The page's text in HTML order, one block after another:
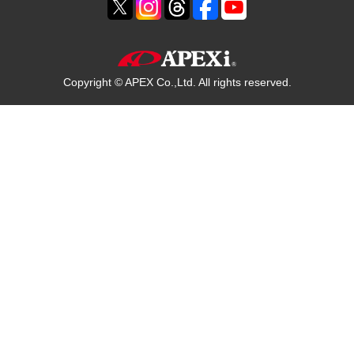
Copyright © APEX Co.,Ltd. All rights reserved.